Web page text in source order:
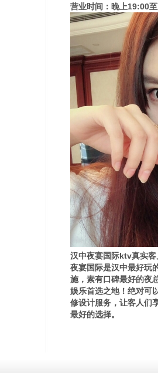
营业时间：晚上19:00
汉中夜宴国际ktv真实客
夜宴国际是汉中最好玩
施，素有口碑最好的夜
娱乐首选之地！绝对可
修设计服务，让客人们
最好的选择。